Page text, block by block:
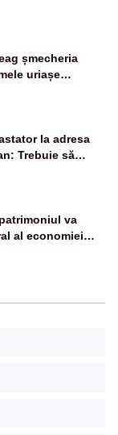
devia apa
șmecheria
uriașe
la adresa
Trebuie să
șținem omaneii
va
al economiei